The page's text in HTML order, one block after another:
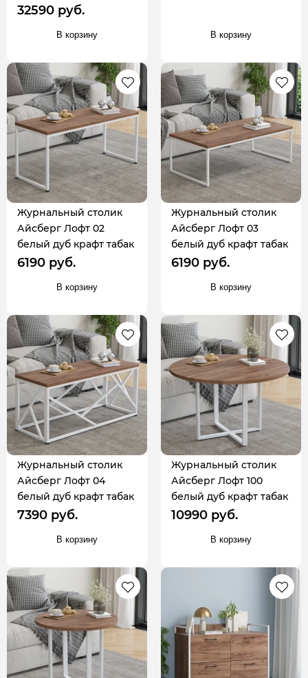
32590 руб.
В корзину В корзину
Журнальный столик
Айсберг Лофт 02
белый дуб крафт табак
6190 руб.
В корзину
Журнальный столик
Айсберг Лофт 03
белый дуб крафт табак
6190 руб.
В корзину
Журнальный столик
Айсберг Лофт 04
белый дуб крафт табак
7390 руб.
В корзину
Журнальный столик
Айсберг Лофт 100
белый дуб крафт табак
10990 руб.
В корзину